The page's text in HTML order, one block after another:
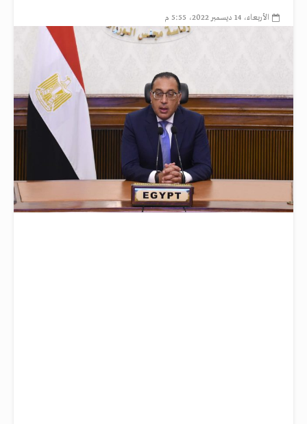
الأربعاء، 14 ديسمبر 2022، 5:55 م